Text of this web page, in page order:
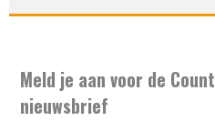
Meld je aan voor de
nieuwsbrief